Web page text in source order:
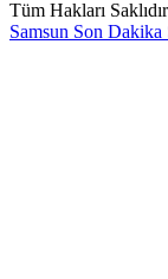
Tüm Hakları
Samsun Son Dakika